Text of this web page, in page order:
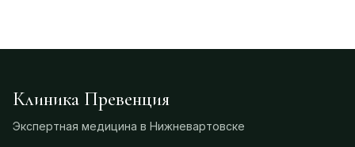
Клиника Превенция
Экспертная медицина в Нижневартовске